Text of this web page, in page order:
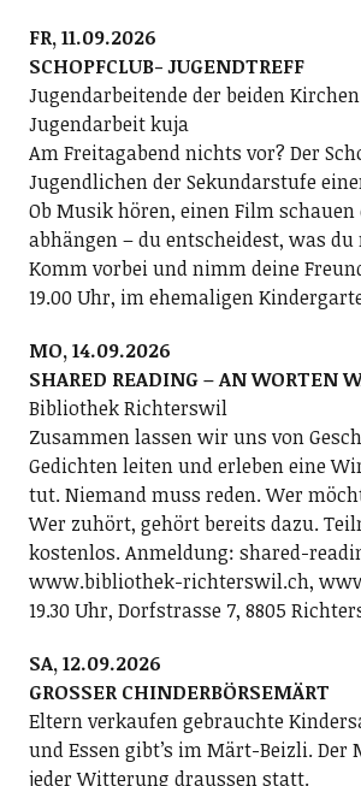
FR, 11.09.2026
SCHOPFCLUB- JUGENDTREFF
Jugendarbeitende der beiden
Jugendarbeit kuja
Am Freitagabend nichts vor? Der
Jugendlichen der Sekundarstufe
Ob Musik hören, einen Film
abhängen – du entscheidest, was
Komm vorbei und nimm deine
19.00 Uhr, im ehemaligen
MO, 14.09.2026
SHARED READING – AN WORTEN
Bibliothek Richterswil
Zusammen lassen wir uns von
Gedichten leiten und erleben eine
tut. Niemand muss reden. Wer
Wer zuhört, gehört bereits dazu.
kostenlos. Anmeldung: shared-
www.bibliothek-richterswil.ch,
19.30 Uhr, Dorfstrasse 7, 8805
SA, 12.09.2026
GROSSER CHINDERBÖRSEMÄRT
Eltern verkaufen gebrauchte
und Essen gibt’s im Märt-Beizli. Der
jeder Witterung draussen statt.